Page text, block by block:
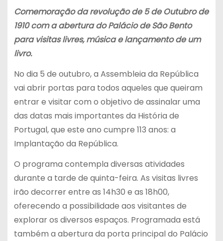
Comemoração da revolução de 5 de Outubro de
1910 com a abertura do Palácio de São Bento
para visitas livres, música e lançamento de um
livro.
No dia 5 de outubro, a Assembleia da República
vai abrir portas para todos aqueles que queiram
entrar e visitar com o objetivo de assinalar uma
das datas mais importantes da História de
Portugal, que este ano cumpre 113 anos: a
Implantação da República.
O programa contempla diversas atividades
durante a tarde de quinta-feira. As visitas livres
irão decorrer entre as 14h30 e as 18h00,
oferecendo a possibilidade aos visitantes de
explorar os diversos espaços. Programada está
também a abertura da porta principal do Palácio